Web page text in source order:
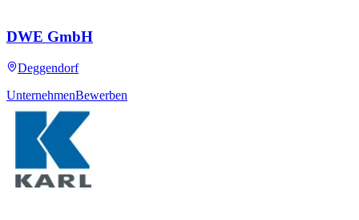
DWE GmbH
Deggendorf
UnternehmenBewerben